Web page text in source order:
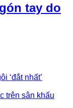
tay do
‘đắt nhất’
trên sân khấu